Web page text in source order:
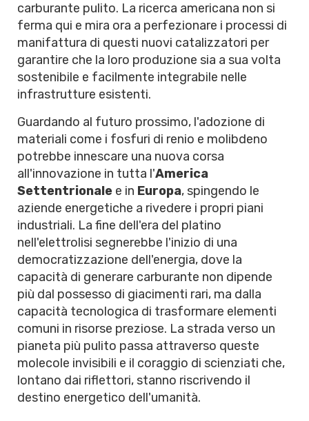
carburante pulito. La ricerca americana non si
ferma qui e mira ora a perfezionare i processi di
manifattura di questi nuovi catalizzatori per
garantire che la loro produzione sia a sua volta
sostenibile e facilmente integrabile nelle
infrastrutture esistenti.
Guardando al futuro prossimo, l'adozione di
materiali come i fosfuri di renio e molibdeno
potrebbe innescare una nuova corsa
all'innovazione in tutta l'America
Settentrionale e in Europa, spingendo le
aziende energetiche a rivedere i propri piani
industriali. La fine dell'era del platino
nell'elettrolisi segnerebbe l'inizio di una
democratizzazione dell'energia, dove la
capacità di generare carburante non dipende
più dal possesso di giacimenti rari, ma dalla
capacità tecnologica di trasformare elementi
comuni in risorse preziose. La strada verso un
pianeta più pulito passa attraverso queste
molecole invisibili e il coraggio di scienziati che,
lontano dai riflettori, stanno riscrivendo il
destino energetico dell'umanità.